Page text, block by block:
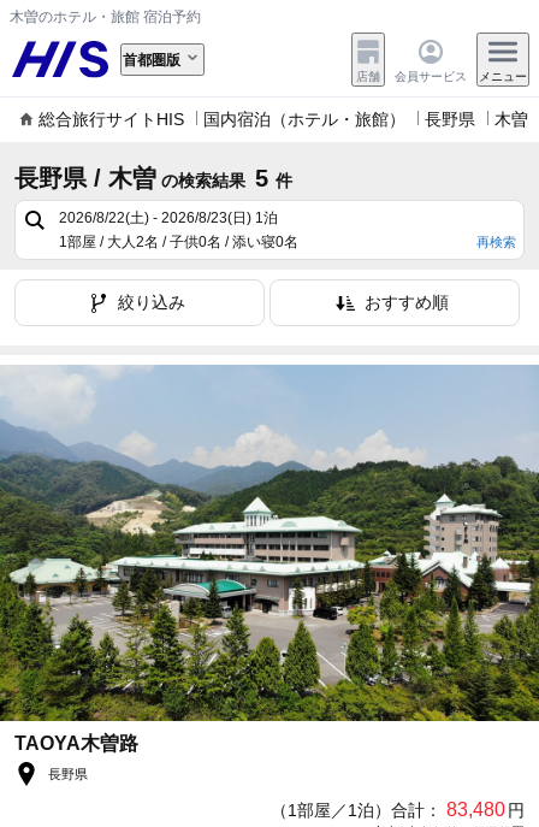
木曽のホテル・旅館 宿泊予約
首都圏版
店舗 会員サービス メニュー
総合旅行サイトHIS 国内宿泊（ホテル・旅館） 長野県 木曽
長野県 / 木曽 の検索結果 5 件
2026/8/22(土) - 2026/8/23(日) 1泊
1部屋 / 大人2名 / 子供0名 / 添い寝0名
再検索
絞り込み おすすめ順
TAOYA木曽路
長野県
（1部屋／1泊）合計： 83,480円